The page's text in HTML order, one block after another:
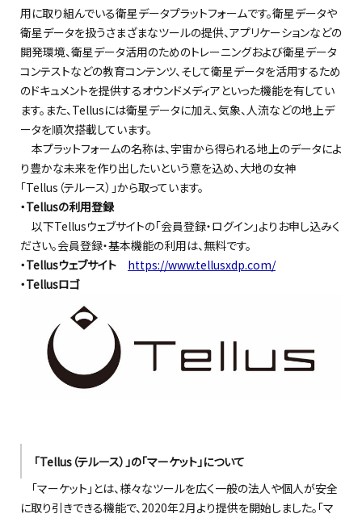
用に取り組んでいる衛星データプラットフォームです。衛星データや
衛星データを扱うさまざまなツールの提供、アプリケーションなどの
開発環境、衛星データ活用のためのトレーニングおよび衛星データ
コンテストなどの教育コンテンツ、そして衛星データを活用するため
のドキュメントを提供するオウンドメディアといった機能を有してい
ます。また、Tellusには衛星データに加え、気象、人流などの地上デ
ータを順次搭載しています。
本プラットフォームの名称は、宇宙から得られる地上のデータによ
り豊かな未来を作り出したいという意を込め、大地の女神
「Tellus（テルース）」から取っています。
・Tellusの利用登録
以下Tellusウェブサイトの「会員登録・ログイン」よりお申し込みく
ださい。会員登録・基本機能の利用は、無料です。
・Tellusウェブサイト
https://www.tellusxdp.com/
・Tellusロゴ
「Tellus（テルース）」の「マーケット」について
「マーケット」とは、様々なツールを広く一般の法人や個人が安全
に取り引きできる機能で、2020年2月より提供を開始しました。「マ